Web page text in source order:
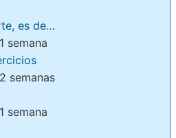
es de…
semana
semanas
semana